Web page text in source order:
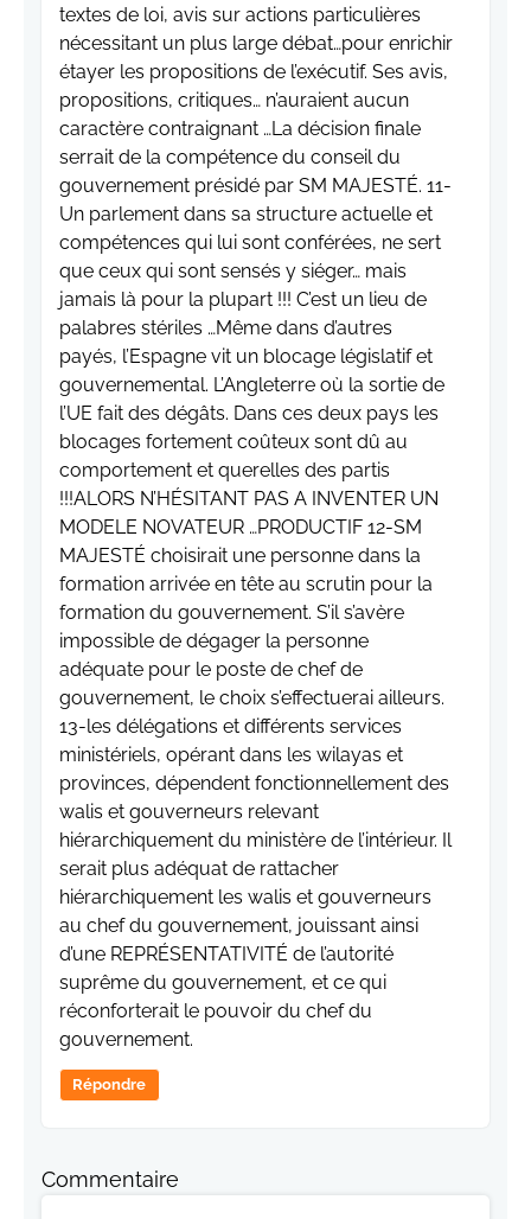
textes de loi, avis sur actions particulières
nécessitant un plus large débat…pour enrichir
étayer les propositions de l’exécutif. Ses avis,
propositions, critiques… n’auraient aucun
caractère contraignant …La décision finale
serrait de la compétence du conseil du
gouvernement présidé par SM MAJESTÉ. 11-
Un parlement dans sa structure actuelle et
compétences qui lui sont conférées, ne sert
que ceux qui sont sensés y siéger… mais
jamais là pour la plupart !!! C’est un lieu de
palabres stériles …Même dans d’autres
payés, l’Espagne vit un blocage législatif et
gouvernemental. L’Angleterre où la sortie de
l’UE fait des dégâts. Dans ces deux pays les
blocages fortement coûteux sont dû au
comportement et querelles des partis
!!!ALORS N’HÉSITANT PAS A INVENTER UN
MODELE NOVATEUR …PRODUCTIF 12-SM
MAJESTÉ choisirait une personne dans la
formation arrivée en tête au scrutin pour la
formation du gouvernement. S’il s’avère
impossible de dégager la personne
adéquate pour le poste de chef de
gouvernement, le choix s’effectuerai ailleurs.
13-les délégations et différents services
ministériels, opérant dans les wilayas et
provinces, dépendent fonctionnellement des
walis et gouverneurs relevant
hiérarchiquement du ministère de l’intérieur. Il
serait plus adéquat de rattacher
hiérarchiquement les walis et gouverneurs
au chef du gouvernement, jouissant ainsi
d’une REPRÉSENTATIVITÉ de l’autorité
suprême du gouvernement, et ce qui
réconforterait le pouvoir du chef du
gouvernement.
Répondre
Commentaire